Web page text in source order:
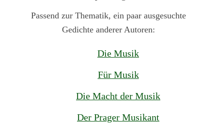
Passend zur Thematik, ein paar ausgesuchte
Gedichte anderer Autoren:
Die Musik
Für Musik
Die Macht der Musik
Der Prager Musikant